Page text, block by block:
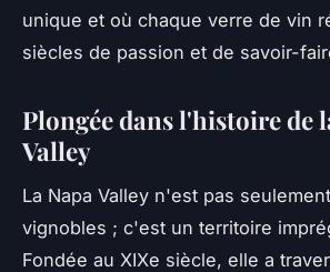
unique et où chaque verre de vin
siècles de passion et de savoir-
Plongée dans l'histoire de
Valley
La Napa Valley n'est pas
vignobles ; c'est un territoire
Fondée au XIXe siècle, elle a